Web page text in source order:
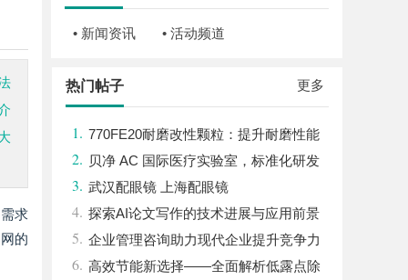
求
的
• 新闻资讯 • 活动频道
更多
热门帖子
1. 770FE20耐磨改性颗粒：提升耐磨性能
的革命性材料
2. 贝净 AC 国际医疗实验室，标准化研发
体系全解析
3. 武汉配眼镜 上海配眼镜
4. 探索AI论文写作的技术进展与应用前景
5. 企业管理咨询助力现代企业提升竞争力
的实践与策略
6. 高效节能新选择——全面解析低露点除